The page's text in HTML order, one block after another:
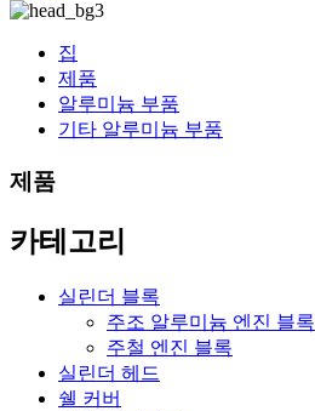
집
제품
알루미늄 부품
기타 알루미늄 부품
제품
카테고리
실린더 블록
주조 알루미늄 엔진 블록
주철 엔진 블록
실린더 헤드
쉘 커버